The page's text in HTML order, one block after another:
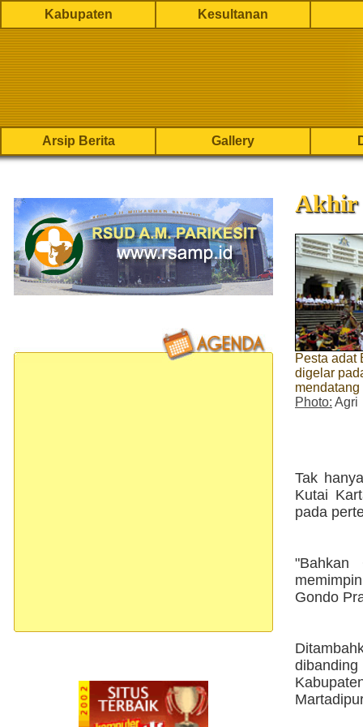
Kabupaten Kesultanan
Arsip Berita Gallery
Akhir
Pesta adat
digelar
mendatang
Photo: Agri
Tak
Kutai
pada
"Bahkan
Gondo